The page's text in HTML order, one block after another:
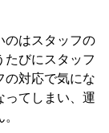
のはスタッフの
たびにスタッフ
の対応で気にな
ってしまい、運